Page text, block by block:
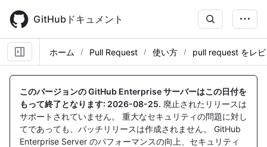
main
content
GitHubドキュメント
ホーム Pull Request 使い方 pull request をレ
このバージョンの GitHub Enterprise サーバーはこの日付を
もって終了となります: 2026-08-25. 廃止されたリリースは
サポートされていません。 重大なセキュリティの問題に対し
てであっても、パッチリリースは作成されません。 GitHub
Enterprise Server のパフォーマンスの向上、セキュリティ